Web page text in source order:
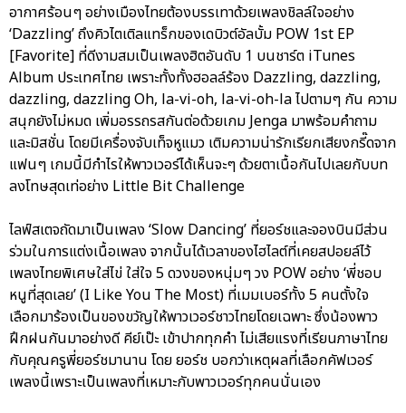
อากาศร้อนๆ อย่างเมืองไทยต้องบรรเทาด้วยเพลงชิลล์ใจอย่าง
‘Dazzling’ ถึงคิวไตเติลแทร็กของเดบิวต์อัลบั้ม POW 1st EP
[Favorite] ที่ดีงามสมเป็นเพลงฮิตอันดับ 1 บนชาร์ต iTunes
Album ประเทศไทย เพราะทั้งทั้งฮอลล์ร้อง Dazzling, dazzling,
dazzling, dazzling Oh, la-vi-oh, la-vi-oh-la ไปตามๆ กัน ความ
สนุกยังไม่หมด เพิ่มอรรถรสกันต่อด้วยเกม Jenga มาพร้อมคำถาม
และมิสชั่น โดยมีเครื่องจับเท็จหูแมว เติมความน่ารักเรียกเสียงกรี๊ดจาก
แฟนๆ เกมนี้มีกำไรให้พาวเวอร์ได้เห็นจะๆ ด้วยตาเนื้อกันไปเลยกับบท
ลงโทษสุดเท่อย่าง Little Bit Challenge
ไลฟ์สเตจถัดมาเป็นเพลง ‘Slow Dancing’ ที่ยอร์ชและจองบินมีส่วน
ร่วมในการแต่งเนื้อเพลง จากนั้นได้เวลาของไฮไลต์ที่เคยสปอยล์ไว้
เพลงไทยพิเศษใส่ไข่ ใส่ใจ 5 ดวงของหนุ่มๆ วง POW อย่าง ‘พี่ชอบ
หนูที่สุดเลย’ (I Like You The Most) ที่เมมเบอร์ทั้ง 5 คนตั้งใจ
เลือกมาร้องเป็นของขวัญให้พาวเวอร์ชาวไทยโดยเฉพาะ ซึ่งน้องพาว
ฝึกฝนกันมาอย่างดี คีย์เป๊ะ เข้าปากทุกคำ ไม่เสียแรงที่เรียนภาษาไทย
กับคุณครูพี่ยอร์ชมานาน โดย ยอร์ช บอกว่าเหตุผลที่เลือกคัฟเวอร์
เพลงนี้เพราะเป็นเพลงที่เหมาะกับพาวเวอร์ทุกคนนั่นเอง